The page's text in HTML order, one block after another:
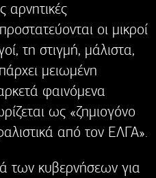
αρνητικές
οι μικροί
τη στιγμή, μάλιστα,
μειωμένη
φαινόμενα
ως «ζημιογόνο
από τον ΕΛΓΑ».
των κυβερνήσεων για